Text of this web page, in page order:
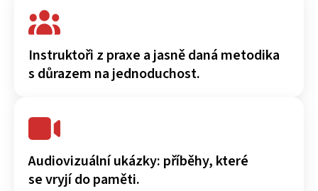
Instruktoři z praxe a jasně daná metodika
s důrazem na jednoduchost.
Audiovizuální ukázky: příběhy, které
se vryjí do paměti.